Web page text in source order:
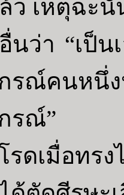
ว เหตุฉะนั้
นว่า “เป็น
รณ์คนหนึ่
รณ์”
รดเมื่อทร